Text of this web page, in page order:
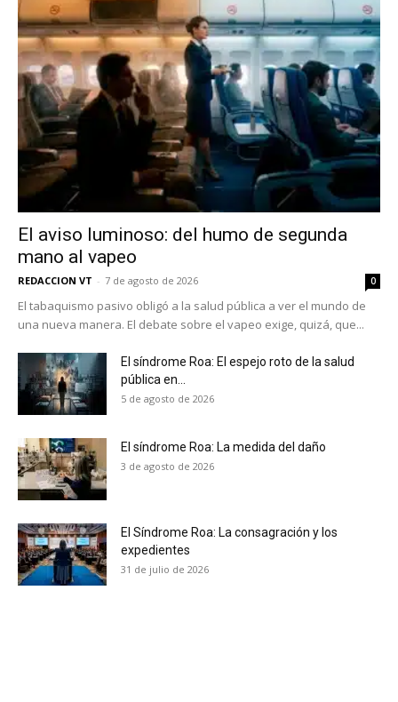
No te pierdas de las
El aviso luminoso: del humo de segunda
mano al vapeo
REDACCION VT - 7 de agosto de 2026 0
El tabaquismo pasivo obligó a la salud pública a ver el mundo de
una nueva manera. El debate sobre el vapeo exige, quizá, que...
El síndrome Roa: El espejo roto de la salud
pública en...
5 de agosto de 2026
El síndrome Roa: La medida del daño
3 de agosto de 2026
El Síndrome Roa: La consagración y los
expedientes
31 de julio de 2026